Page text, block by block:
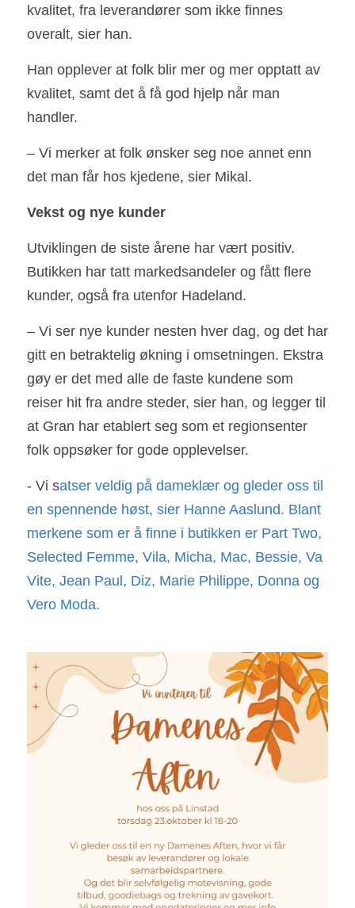
kvalitet, fra leverandører som ikke finnes
overalt, sier han.
Han opplever at folk blir mer og mer opptatt av
kvalitet, samt det å få god hjelp når man
handler.
– Vi merker at folk ønsker seg noe annet enn
det man får hos kjedene, sier Mikal.
Vekst og nye kunder
Utviklingen de siste årene har vært positiv.
Butikken har tatt markedsandeler og fått flere
kunder, også fra utenfor Hadeland.
– Vi ser nye kunder nesten hver dag, og det har
gitt en betraktelig økning i omsetningen. Ekstra
gøy er det med alle de faste kundene som
reiser hit fra andre steder, sier han, og legger til
at Gran har etablert seg som et regionsenter
folk oppsøker for gode opplevelser.
- Vi satser veldig på dameklær og gleder oss til
en spennende høst, sier Hanne Aaslund. Blant
merkene som er å finne i butikken er Part Two,
Selected Femme, Vila, Micha, Mac, Bessie, Va
Vite, Jean Paul, Diz, Marie Philippe, Donna og
Vero Moda.